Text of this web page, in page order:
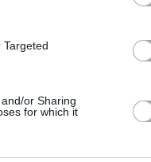
or Sharing
for which it
Ο